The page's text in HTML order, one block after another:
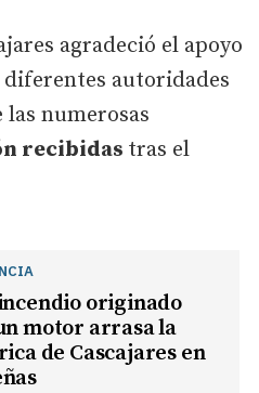
agradeció el apoyo
diferentes autoridades
las numerosas
recibidas tras el
originado
motor arrasa la
de Cascajares en